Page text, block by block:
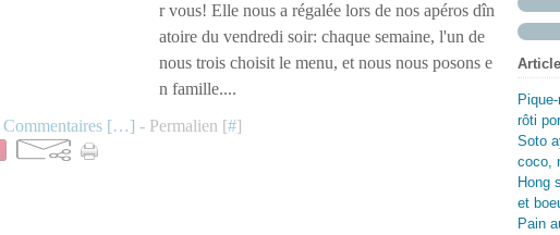
r vous! Elle nous a régalée lors de nos apéros dîn
atoire du vendredi soir: chaque semaine, l'un de
nous trois choisit le menu, et nous nous posons e
n famille....
Commentaires […] - Permalien [#]
rôti
Soto
coco,
Hong
et
Pain